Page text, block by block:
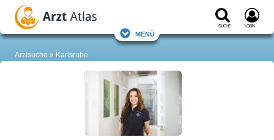
Suche Login
Menü
Arztsuche Karlsruhe